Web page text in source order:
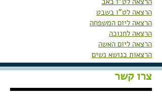
הרצאה לט"ו בשבט
הרצאה ליום המשפחה
הרצאה לחנוכה
הרצאה ליום האשה
הרצאות בנושא נשים​
צרו קשר